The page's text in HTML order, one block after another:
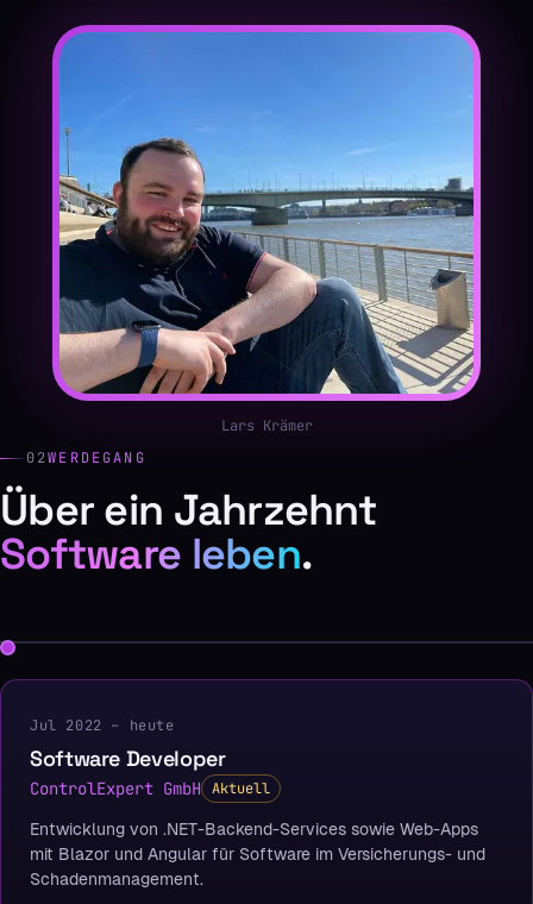
Lars Krämer
02WERDEGANG
Über ein Jahrzehnt
Software leben.
Jul 2022 – heute
Software Developer
ControlExpert GmbH Aktuell
Entwicklung von .NET-Backend-Services sowie Web-Apps
mit Blazor und Angular für Software im Versicherungs- und
Schadenmanagement.